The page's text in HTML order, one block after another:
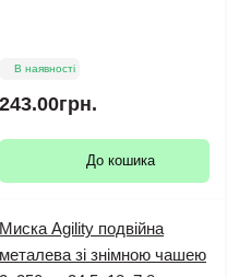
В наявності
243.00грн.
До кошика
Миска Agility подвійна
металева зі знімною чашею